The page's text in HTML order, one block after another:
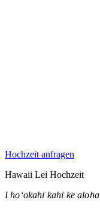
Hochzeit anfragen
Hawaii Lei Hochzeit
I hoʻokahi kahi ke aloha